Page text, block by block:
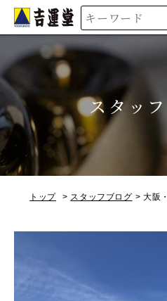
吉運堂
スタッ
トップ スタッフブログ 大阪